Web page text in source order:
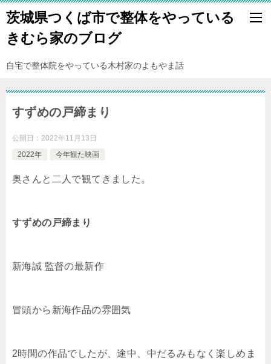
茨城県つくば市で整体をやっている
きむら家のブログ
自宅で整体院をやっている木村家のよもやま話
すずめの戸締まり
公開日： 2022年11月13日
2022年
今年観た映画
奥さんと二人で観てきました。
すずめの戸締まり
新海誠 監督の最新作
冒頭から新海作品の雰囲気
2時間の作品でしたが、途中、中だるみもなく楽しめま